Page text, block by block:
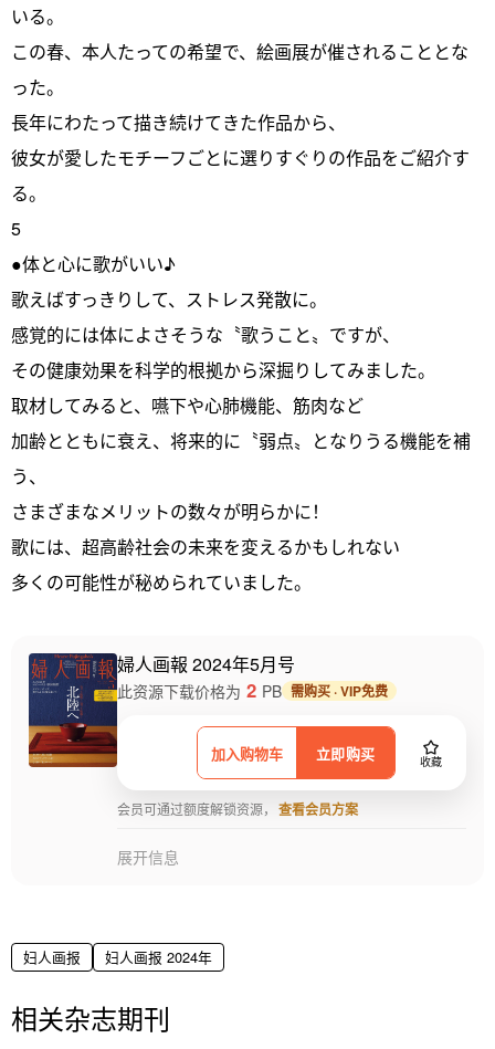
いる。
この春、本人たっての希望で、絵画展が催されることとな
った。
長年にわたって描き続けてきた作品から、
彼女が愛したモチーフごとに選りすぐりの作品をご紹介す
る。
5
●体と心に歌がいい♪
歌えばすっきりして、ストレス発散に。
感覚的には体によさそうな〝歌うこと〟ですが、
その健康効果を科学的根拠から深掘りしてみました。
取材してみると、嚥下や心肺機能、筋肉など
加齢とともに衰え、将来的に〝弱点〟となりうる機能を補
う、
さまざまなメリットの数々が明らかに！
歌には、超高齢社会の未来を変えるかもしれない
多くの可能性が秘められていました。
婦人画報 2024年5月号
加入购物车 立即购买 收藏
此资源下载价格为 2 PB 需购买 · VIP免费
会员可通过额度解锁资源， 查看会员方案
展开信息
妇人画报 妇人画报 2024年
相关杂志期刊